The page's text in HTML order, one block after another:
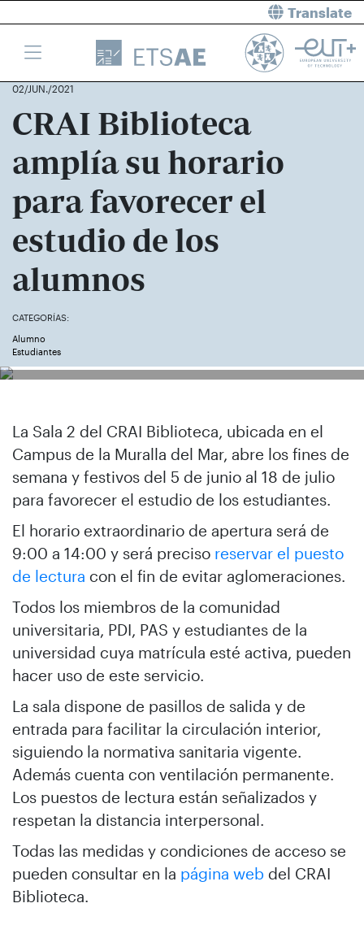
Translate
02/JUN./2021
CRAI Biblioteca
amplía su horario
para favorecer el
estudio de los
alumnos
CATEGORÍAS:
Alumno
Estudiantes
La Sala 2 del CRAI Biblioteca, ubicada en el
Campus de la Muralla del Mar, abre los fines de
semana y festivos del 5 de junio al 18 de julio
para favorecer el estudio de los estudiantes.
El horario extraordinario de apertura será de
9:00 a 14:00 y será preciso reservar el puesto
de lectura con el fin de evitar aglomeraciones.
Todos los miembros de la comunidad
universitaria, PDI, PAS y estudiantes de la
universidad cuya matrícula esté activa, pueden
hacer uso de este servicio.
La sala dispone de pasillos de salida y de
entrada para facilitar la circulación interior,
siguiendo la normativa sanitaria vigente.
Además cuenta con ventilación permanente.
Los puestos de lectura están señalizados y
respetan la distancia interpersonal.
Todas las medidas y condiciones de acceso se
pueden consultar en la página web del CRAI
Biblioteca.